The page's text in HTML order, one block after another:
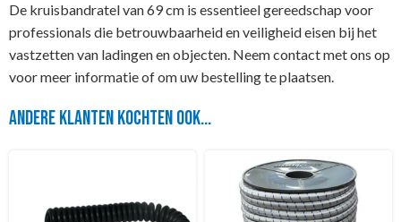
De kruisbandratel van 69 cm is essentieel gereedschap voor
professionals die betrouwbaarheid en veiligheid eisen bij het
vastzetten van ladingen en objecten. Neem contact met ons op
voor meer informatie of om uw bestelling te plaatsen.
Andere klanten kochten ook...